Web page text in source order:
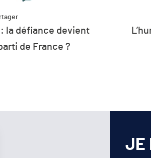
la défiance devient
de France ?
JE